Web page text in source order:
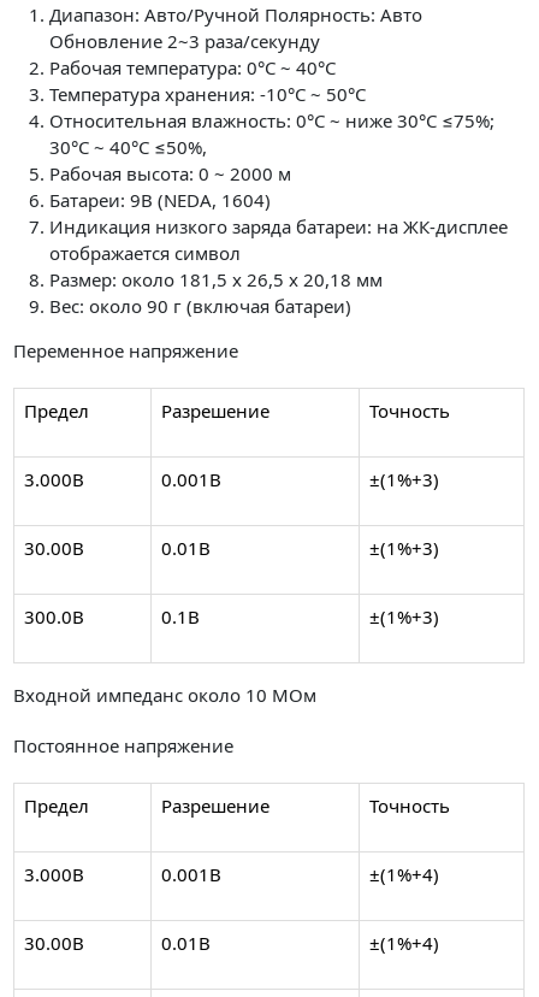
Диапазон: Авто/Ручной Полярность: Авто
Обновление 2~3 раза/секунду
Рабочая температура: 0°C ~ 40°C
Температура хранения: -10°C ~ 50°C
Относительная влажность: 0°C ~ ниже 30°C ≤75%;
30°C ~ 40°C ≤50%,
Рабочая высота: 0 ~ 2000 м
Батареи: 9В (NEDA, 1604)
Индикация низкого заряда батареи: на ЖК-дисплее
отображается символ
Размер: около 181,5 х 26,5 х 20,18 мм
Вес: около 90 г (включая батареи)
Переменное напряжение
Предел Разрешение Точность
3.000В 0.001В ±(1%+3)
30.00В 0.01В ±(1%+3)
300.0В 0.1В ±(1%+3)
Входной импеданс около 10 MОм
Постоянное напряжение
Предел Разрешение Точность
3.000В 0.001В ±(1%+4)
30.00В 0.01В ±(1%+4)